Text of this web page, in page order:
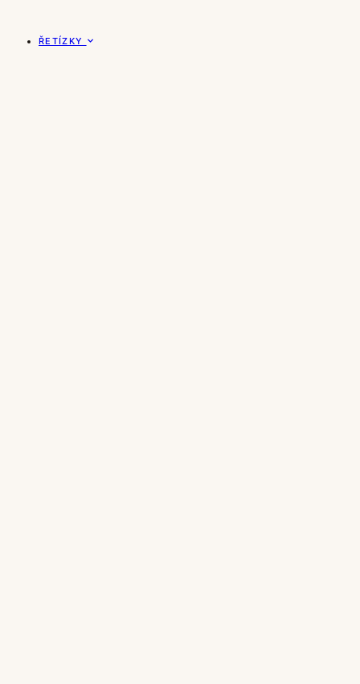
ŘETÍZKY